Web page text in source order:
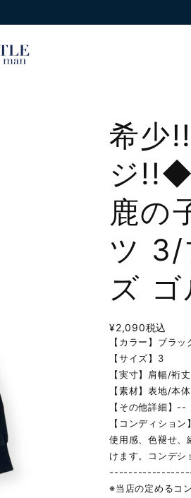
希少
ジ
鹿の
ツ 3/
ズ
¥2,090税込
【カラー】ブラッ
【サイズ】3
【実寸】肩幅/
【素材】表地/本
【その他詳細】--
【コンディショ
使用感、色褪せ、
けます。コンデシ
※当店の定めるコ